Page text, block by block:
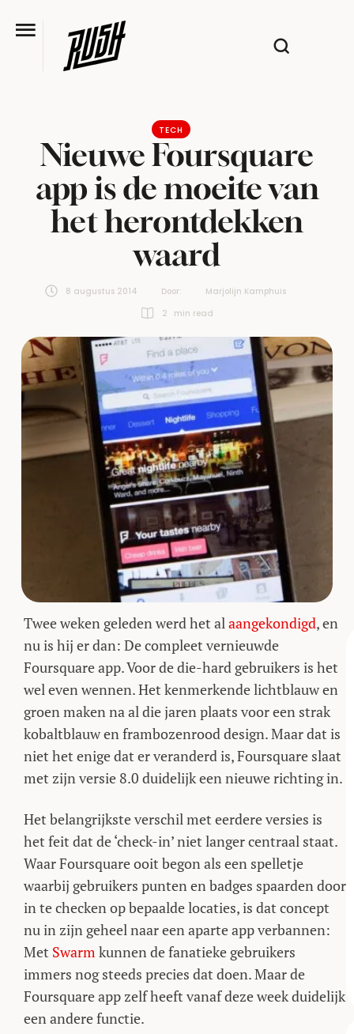
TECH
Nieuwe Foursquare
app is de moeite van
het herontdekken
waard
8 augustus 2014 Door:
Marjolijn Kamphuis
2
min read
Twee weken geleden werd het alaangekondigd, en
nu is hij er dan: De compleet vernieuwde
Foursquare app. Voor de die-hard gebruikers is het
wel even wennen. Het kenmerkende lichtblauw en
groen maken na al die jaren plaats voor een strak
kobaltblauw en frambozenrood design. Maar dat is
niet het enige dat er veranderd is, Foursquare slaat
met zijn versie 8.0 duidelijk een nieuwe richting in.
Het belangrijkste verschil met eerdere versies is
het feit dat de ‘check-in’ niet langer centraal staat.
Waar Foursquare ooit begon als een spelletje
waarbij gebruikers punten en badges spaarden door
in te checken op bepaalde locaties, is dat concept
nu in zijn geheel naar een aparte app verbannen:
Met Swarmkunnen de fanatieke gebruikers
immers nog steeds precies dat doen. Maar de
Foursquare app zelf heeft vanaf deze week duidelijk
een andere functie.